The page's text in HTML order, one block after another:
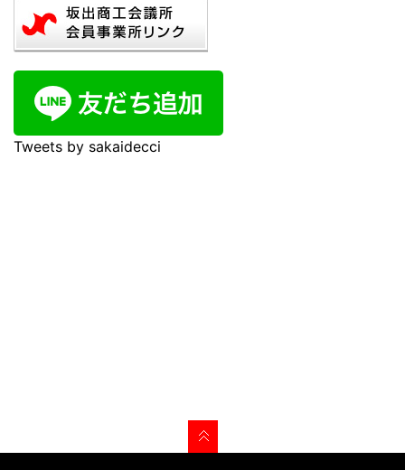
Tweets by sakaidecci